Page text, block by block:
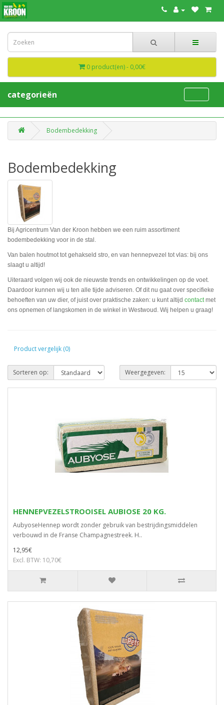
0 product(en) - 0,00€
categorieën
Bodembedekking
Bodembedekking
Bij Agricentrum Van der Kroon hebben we een ruim assortiment
bodembedekking voor in de stal.
Van balen houtmot tot gehakseld stro, en van hennepvezel tot vlas: bij ons
slaagt u altijd!
Uiteraard volgen wij ook de nieuwste trends en ontwikkelingen op de voet.
Daardoor kunnen wij u ten alle tijde adviseren. Of dit nu gaat over specifieke
behoeften van uw dier, of juist over praktische zaken: u kunt altijd contact met
ons opnemen of langskomen in de winkel in Westwoud. Wij helpen u graag!
Product vergelijk (0)
Sorteren op: Weergegeven:
HENNEPVEZELSTROOISEL AUBIOSE 20 KG.
AubyoseHennep wordt zonder gebruik van bestrijdingsmiddelen
verbouwd in de Franse Champagnestreek. H..
12,95€
Excl. BTW: 10,70€